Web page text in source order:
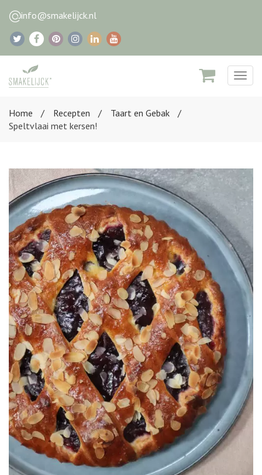
info@smakelijck.nl
Home
Recepten
Taart en Gebak
Speltvlaai met kersen!